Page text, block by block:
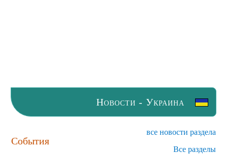
Новости - Украина
События
все новости раздела
Все разделы